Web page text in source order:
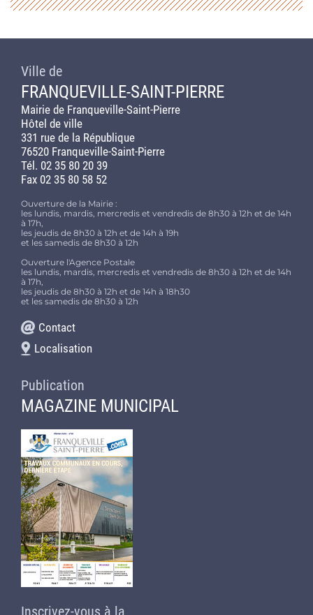
Ville de
FRANQUEVILLE-SAINT-PIERRE
Mairie de Franqueville-Saint-Pierre
Hôtel de ville
331 rue de la République
76520 Franqueville-Saint-Pierre
Tél. 02 35 80 20 39
Fax 02 35 80 58 52
Ouverture de la Mairie :
les lundis, mardis, mercredis et vendredis de 8h30 à 12h et de 14h
à 17h,
les jeudis de 8h30 à 12h et de 14h à 19h
et les samedis de 8h30 à 12h
Ouverture l'Agence Postale
les lundis, mardis, mercredis et vendredis de 8h30 à 12h et de 14h
à 17h,
les jeudis de 8h30 à 12h et de 14h à 18h30
et les samedis de 8h30 à 12h
Contact
Localisation
Publication
MAGAZINE MUNICIPAL